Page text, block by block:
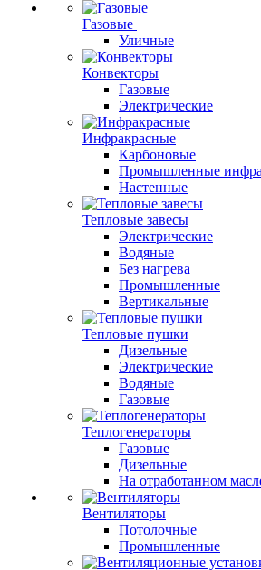
Газовые
Уличные
Конвекторы
Газовые
Электрические
Инфракрасные
Карбоновые
Промышленные
Настенные
Тепловые завесы
Электрические
Водяные
Без нагрева
Промышленные
Вертикальные
Тепловые пушки
Дизельные
Электрические
Водяные
Газовые
Теплогенераторы
Газовые
Дизельные
На отработанном
Вентиляторы
Потолочные
Промышленные